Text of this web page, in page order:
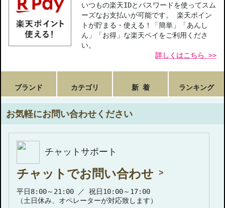
いつもの楽天IDとパスワードを使ってスム
ーズなお支払いが可能です。 楽天ポイン
トが貯まる・使える！「簡単」「あんし
ん」「お得」な楽天ペイをご利用くださ
い。
詳しくはこちら >>
ブランド カテゴリ 新 着 ランキング
お気軽にお問い合わせください
チャットサポート
チャットでお問い合わせ
平日8:00～21:00 ／ 祝日10:00～17:00
（土日休み、オペレーターが対応致します）